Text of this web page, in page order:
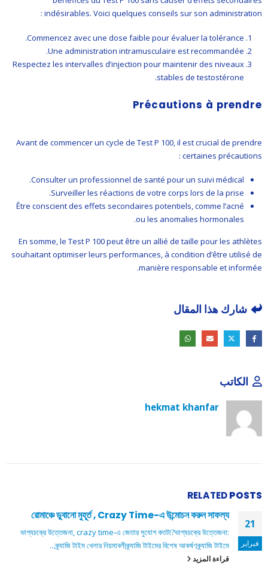
indésirables. Voici quelques conseils sur son administration :
Commencez avec une dose faible pour évaluer la tolérance.
Une administration intramusculaire est recommandée.
Respectez les intervalles d’injection pour maintenir des niveaux
stables de testostérone.
Précautions à prendre
Avant de commencer un cycle de Test P 100, il est crucial de prendre
certaines précautions :
Consulter un professionnel de santé pour un suivi médical.
Surveiller les réactions de votre corps lors de la prise.
Être conscient des effets secondaires potentiels, comme l’acné
ou les anomalies hormonales.
En somme, le Test P 100 peut être un allié de taille pour les athlètes
souhaitant optimiser leurs performances, à condition d’être utilisé de
manière responsable et informée.
شارك هذا المقال
الكاتب
hekmat khanfar
RELATEDPOSTS
21
فبراير
রোমাঞ্চে ডুবানো মুহূর্ত , Crazy Time-এ উন্মোচন করুন সাফল্য
ভাগ্যচক্রে উত্তেজনা, crazy time-এ জেতার সুযোগ কতটা?ভাগ্যচক্রে উত্তেজনা:
ক্র্যাজি টাইম খেলার নিয়মাবলীক্র্যাজি টাইমের বিশেষ আকর্ষণক্র্যাজি টাইমে...
قراءة المزيد